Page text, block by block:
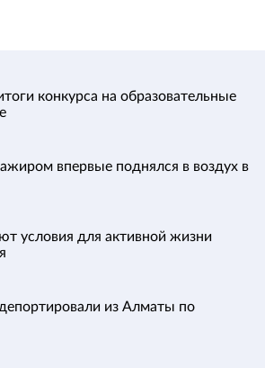
конкурса на образовательные
впервые поднялся в воздух в
условия для активной жизни
из Алматы по